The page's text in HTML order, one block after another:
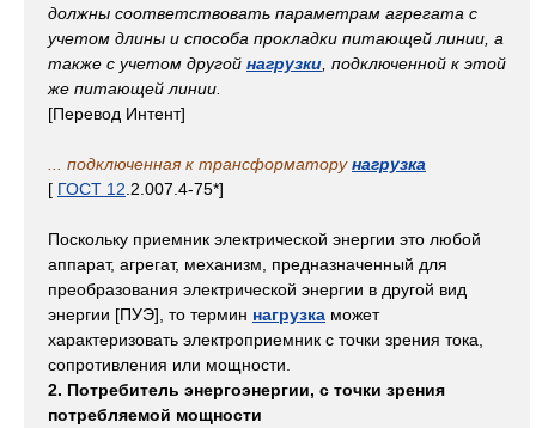
должны соответствовать параметрам агрегата с
учетом длины и способа прокладки питающей линии, а
также с учетом другой нагрузки, подключенной к этой
же питающей линии.
[Перевод Интент]
... подключенная к трансформаторунагрузка
[ ГОСТ 12.2.007.4-75*]
Поскольку приемник электрической энергии это любой
аппарат, агрегат, механизм, предназначенный для
преобразования электрической энергии в другой вид
энергии [ПУЭ], то термин нагрузка может
характеризовать электроприемник с точки зрения тока,
сопротивления или мощности.
2. Потребитель энергоэнергии, с точки зрения
потребляемой мощности